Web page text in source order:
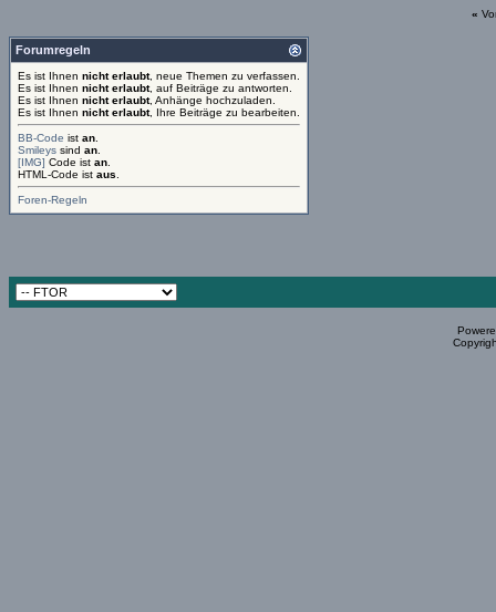
«
Forumregeln
Es ist Ihnen nicht erlaubt, neue Themen zu verfassen.
Es ist Ihnen nicht erlaubt, auf Beiträge zu antworten.
Es ist Ihnen nicht erlaubt, Anhänge hochzuladen.
Es ist Ihnen nicht erlaubt, Ihre Beiträge zu bearbeiten.
BB-Code ist an
Smileys sind an
[IMG] Code ist an
HTML-Code ist aus
Foren-Regeln